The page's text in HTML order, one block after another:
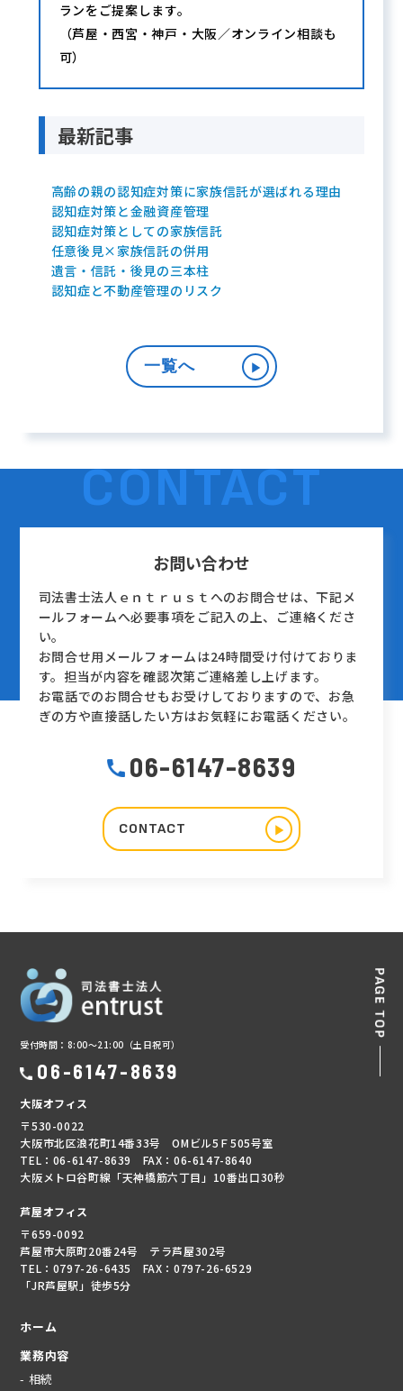
ランをご提案します。
（芦屋・西宮・神戸・大阪／オンライン相談も
可）
最新記事
高齢の親の認知症対策に家族信託が選ばれる理由
認知症対策と金融資産管理
認知症対策としての家族信託
任意後見×家族信託の併用
遺言・信託・後見の三本柱
認知症と不動産管理のリスク
一覧へ ▶︎
CONTACT
お問い合わせ
司法書士法人ｅｎｔｒｕｓｔへのお問合せは、下記メ
ールフォームへ必要事項をご記入の上、ご連絡くださ
い。
お問合せ用メールフォームは24時間受け付けておりま
す。担当が内容を確認次第ご連絡差し上げます。
お電話でのお問合せもお受けしておりますので、お急
ぎの方や直接話したい方はお気軽にお電話ください。
06-6147-8639
CONTACT ▶︎
受付時間：8:00～21:00（土日祝可）
06-6147-8639
大阪オフィス
〒530-0022
大阪市北区浪花町14番33号 OMビル5Ｆ505号室
TEL：06-6147-8639 FAX：06-6147-8640
大阪メトロ谷町線「天神橋筋六丁目」10番出口30秒
芦屋オフィス
〒659-0092
芦屋市大原町20番24号 テラ芦屋302号
TEL：0797-26-6435 FAX：0797-26-6529
「JR芦屋駅」徒歩5分
ホーム
業務内容
- 相続